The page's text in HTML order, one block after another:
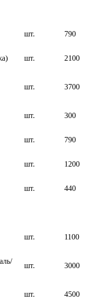
шт. 790
шт. 2100
шт. 3700
шт. 300
шт. 790
шт. 1200
шт. 440
шт. 1100
шт. 3000
шт. 4500